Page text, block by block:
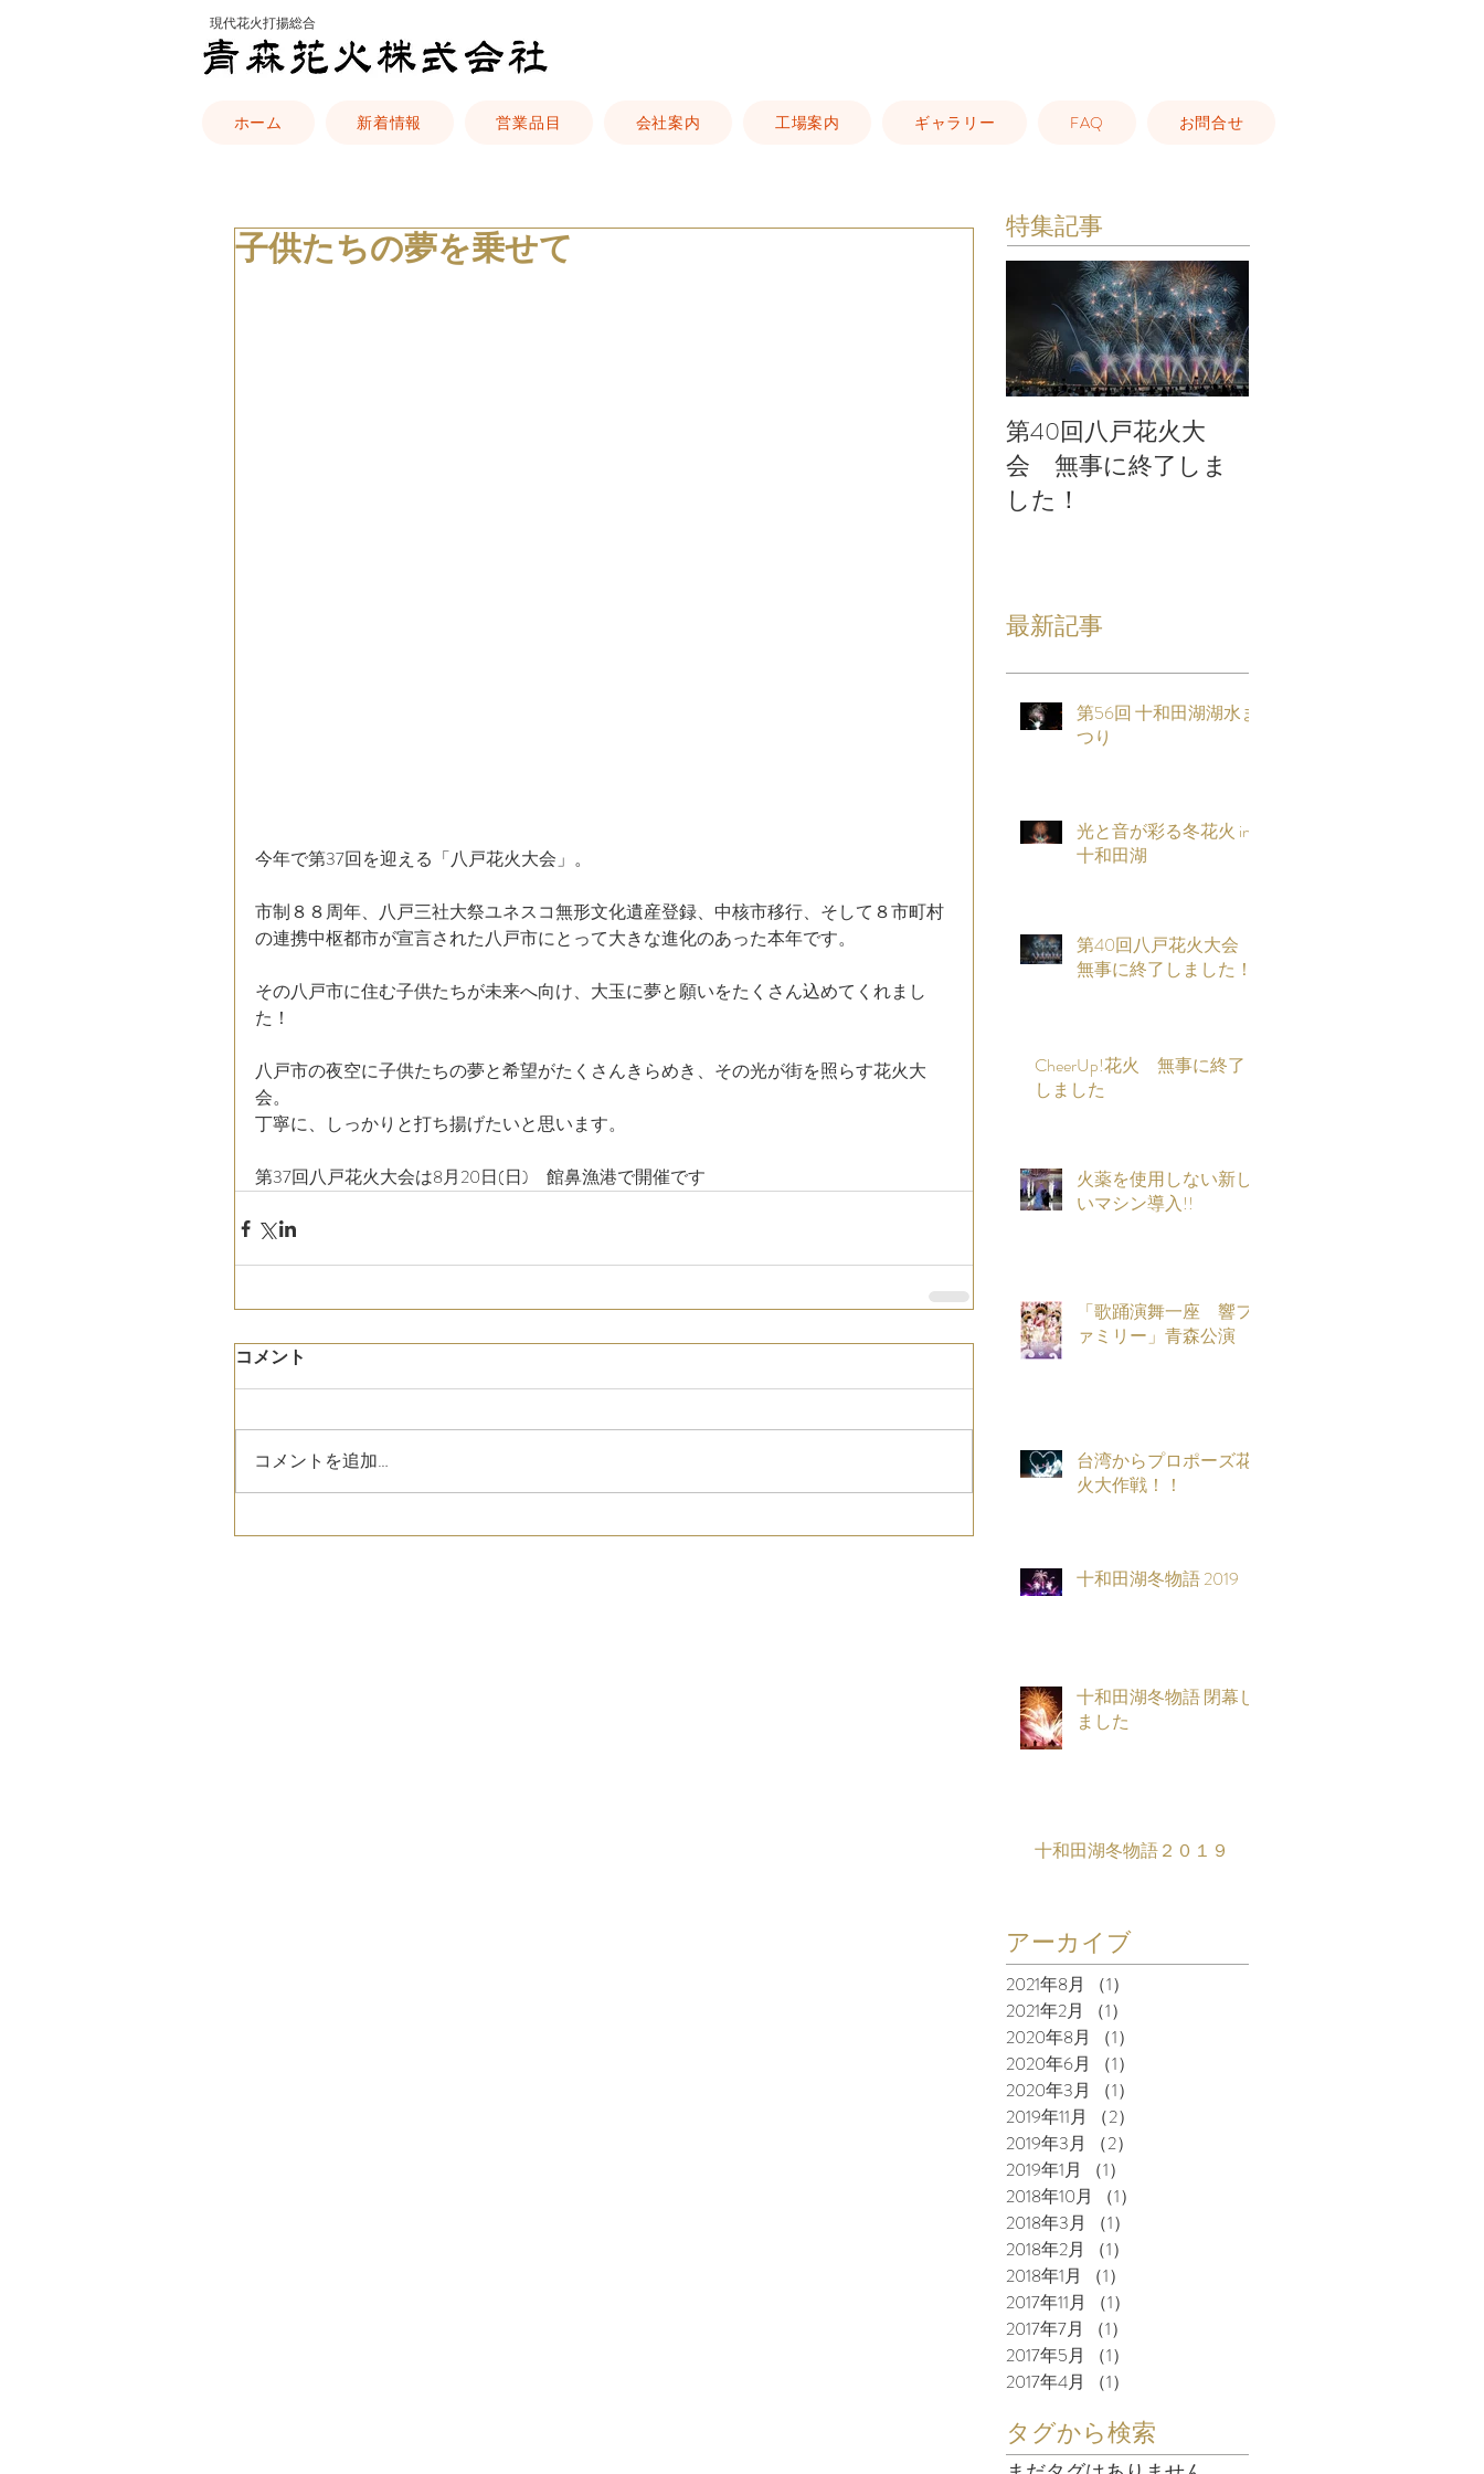
​現代花火打揚総合
ホーム 新着情報 営業品目 会社案内 工場案内 ギャラリー FAQ お問合せ
子供たちの夢を乗せて
今年で第37回を迎える「八戸花火大会」。
市制８８周年、八戸三社大祭ユネスコ無形文化遺産登録、中核市移行、そして８市町村
の連携中枢都市が宣言された八戸市にとって大きな進化のあった本年です。
その八戸市に住む子供たちが未来へ向け、大玉に夢と願いをたくさん込めてくれまし
た！
八戸市の夜空に子供たちの夢と希望がたくさんきらめき、その光が街を照らす花火大
会。
丁寧に、しっかりと打ち揚げたいと思います。
第37回八戸花火大会は8月20日(日)　館鼻漁港で開催です
コメント
コメントを追加…
特集記事
第40回八戸花火大
会 無事に終了しま
した！
最新記事
第56回 十和田湖湖水ま
つり
光と音が彩る冬花火 in
十和田湖
第40回八戸花火大会
無事に終了しました！
CheerUp!花火 無事に終了
しました
火薬を使用しない新し
いマシン導入!!
「歌踊演舞一座 響フ
ァミリー」青森公演
台湾からプロポーズ花
火大作戦！！
十和田湖冬物語 2019
十和田湖冬物語 閉幕し
ました
十和田湖冬物語２０１９
アーカイブ
2021年8月 （1）
2021年2月
（1）
2020年8月
（1）
2020年6月
（1）
2020年3月
（1）
2019年11月
（2）
2019年3月
（2）
2019年1月
（1）
2018年10月
（1）
2018年3月
（1）
2018年2月
（1）
2018年1月
（1）
2017年11月
（1）
2017年7月
（1）
2017年5月
（1）
2017年4月
（1）
タグから検索